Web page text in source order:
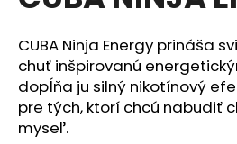
z
5
hviezdičiek.
CUBA Ninja Energy prináša
chuť inšpirovanú
dopĺňa ju silný nikotínový
pre tých, ktorí chcú nabudiť
myseľ.
j
s
ť
?